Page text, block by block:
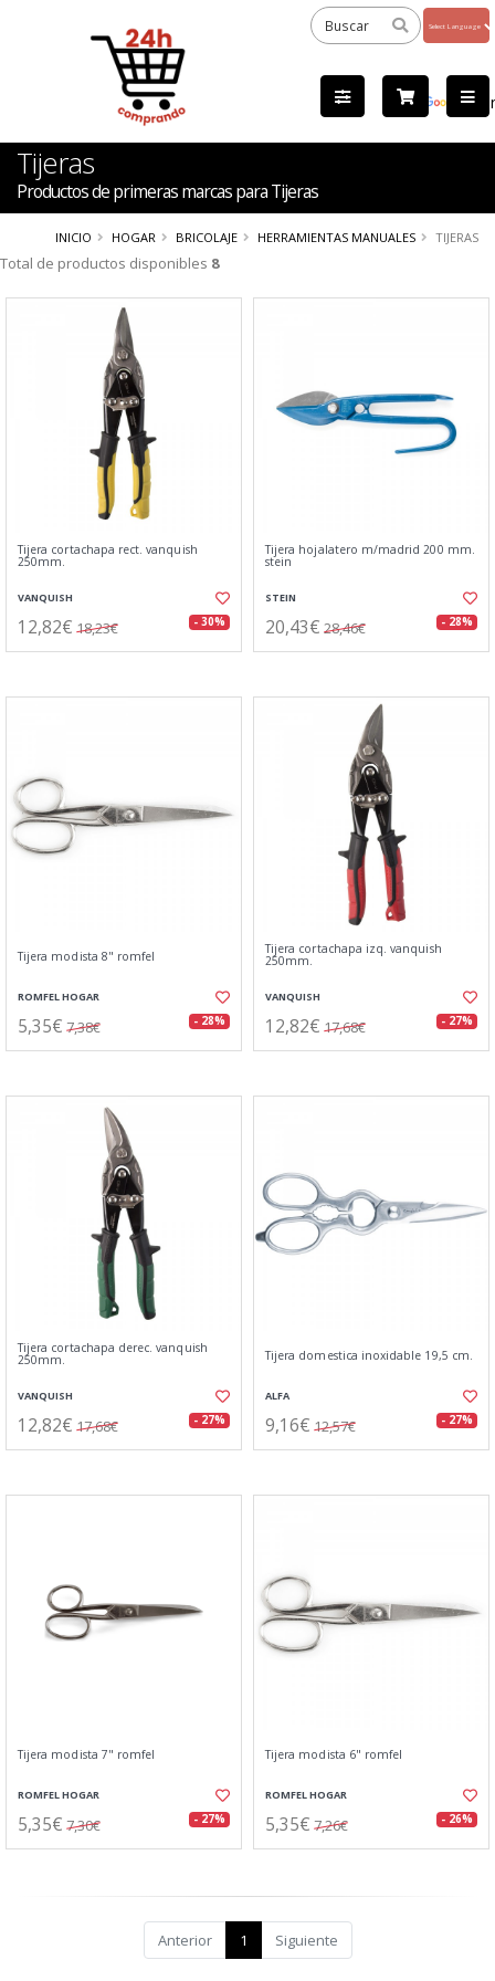
by
Tijeras
Productos de primeras marcas para Tijeras
INICIO HOGAR BRICOLAJE HERRAMIENTAS MANUALES TIJERAS
Total de productos disponibles 8
Tijera cortachapa rect. vanquish
250mm.
VANQUISH
12,82€ 18,23€ - 30%
Tijera hojalatero m/madrid 200 mm.
stein
STEIN
20,43€ 28,46€ - 28%
Tijera modista 8" romfel
ROMFEL HOGAR
5,35€ 7,38€ - 28%
Tijera cortachapa izq. vanquish
250mm.
VANQUISH
12,82€ 17,68€ - 27%
Tijera cortachapa derec. vanquish
250mm.
VANQUISH
12,82€ 17,68€ - 27%
Tijera domestica inoxidable 19,5 cm.
ALFA
9,16€ 12,57€ - 27%
Tijera modista 7" romfel
ROMFEL HOGAR
5,35€ 7,30€ - 27%
Tijera modista 6" romfel
ROMFEL HOGAR
5,35€ 7,26€ - 26%
Anterior 1 Siguiente